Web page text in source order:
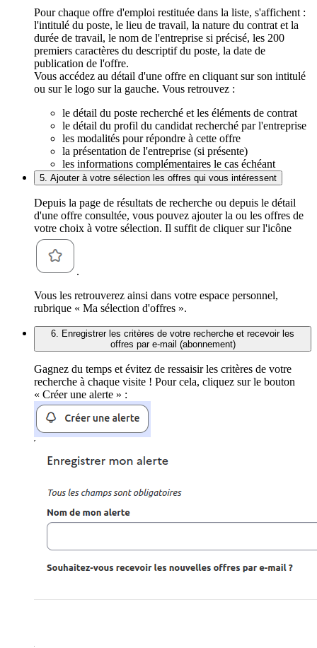
Pour chaque offre d'emploi restituée dans la liste, s'affichent :
l'intitulé du poste, le lieu de travail, la nature du contrat et la
durée de travail, le nom de l'entreprise si précisé, les 200
premiers caractères du descriptif du poste, la date de
publication de l'offre.
Vous accédez au détail d'une offre en cliquant sur son intitulé
ou sur le logo sur la gauche. Vous retrouvez :
le détail du poste recherché et les éléments de contrat
le détail du profil du candidat recherché par l'entreprise
les modalités pour répondre à cette offre
la présentation de l'entreprise (si présente)
les informations complémentaires le cas échéant
5. Ajouter à votre sélection les offres qui vous intéressent
Depuis la page de résultats de recherche ou depuis le détail
d'une offre consultée, vous pouvez ajouter la ou les offres de
votre choix à votre sélection. Il suffit de cliquer sur l'icône
.
Vous les retrouverez ainsi dans votre espace personnel,
rubrique « Ma sélection d'offres ».
6. Enregistrer les critères de votre recherche et recevoir les
offres par e-mail (abonnement)
Gagnez du temps et évitez de ressaisir les critères de votre
recherche à chaque visite ! Pour cela, cliquez sur le bouton
« Créer une alerte » :